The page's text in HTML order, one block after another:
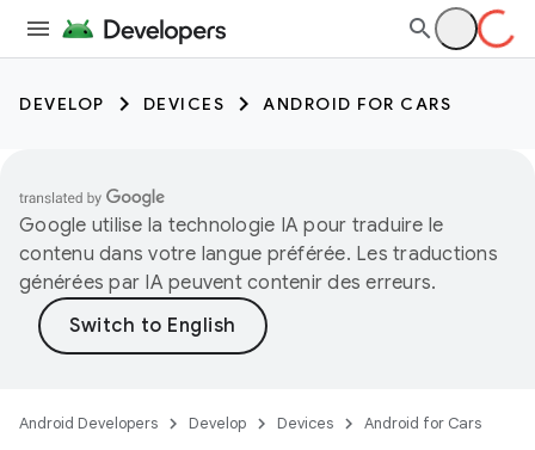
DEVELOP DEVICES ANDROID FOR CARS
Google utilise la technologie IA pour traduire le
contenu dans votre langue préférée. Les traductions
générées par IA peuvent contenir des erreurs.
Android Developers Develop Devices Android for Cars